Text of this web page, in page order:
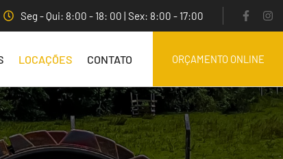
Seg - Qui: 8:00 - 18: 00 | Sex: 8:00 - 17:00
LOCAÇÕES CONTATO ORÇAMENTO ONLINE